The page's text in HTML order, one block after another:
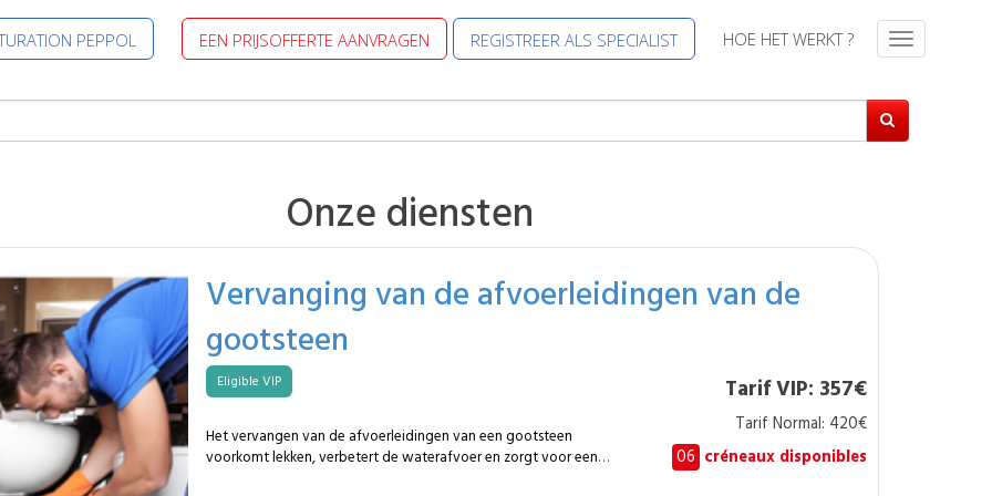
PEPPOL EEN PRIJSOFFERTE AANVRAGEN REGISTREER ALS SPECIALIST HOE HET WERKT ?
T
g
l
Onze diensten
Vervanging van de afvoerleidingen van de
gootsteen
Eligible VIP
Het vervangen van de afvoerleidingen van een gootsteen
voorkomt lekken, verbetert de waterafvoer en zorgt voor een
Tarif VIP: 357€
Tarif Normal: 420€
06 créneaux disponibles